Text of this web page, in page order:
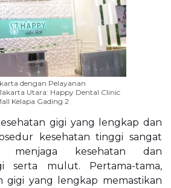
dengan Pelayanan
Utara: Happy Dental Clinic
Kelapa Gading 2
gigi yang lengkap dan
kesehatan tinggi sangat
kesehatan dan
serta mulut. Pertama-tama,
gigi yang lengkap memastikan